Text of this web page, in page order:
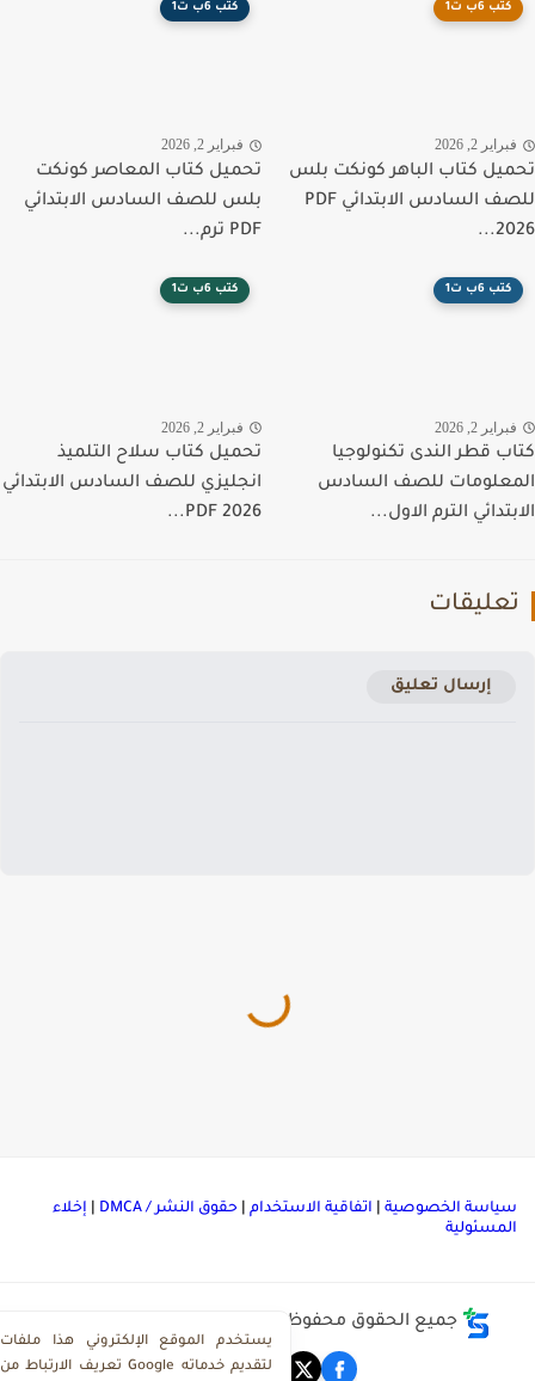
كتب 6ب ت1
2, 2026
كتاب الباهر كونكت بلس
للصف السادس الابتدائي PDF
كتب 6ب ت1
فبراير 2, 2026
تحميل كتاب المعاصر كونكت
بلس للصف السادس الابتدائي
PDF ترم...
كتب 6ب ت1
2, 2026
قطر الندى تكنولوجيا
للصف السادس
الترم الاول...
كتب 6ب ت1
فبراير 2, 2026
تحميل كتاب سلاح التلميذ
انجليزي للصف السادس الابتدائي
PDF 2026...
إرسال تعليق
الخصوصية|اتفاقية الاستخدام|حقوق النشر / DMCA |إخلاء
جميع الحقوق محفوظة ©
يستخدم الموقع الإلكتروني هذا ملفات
تعريف الارتباط من Google لتقديم خدماته